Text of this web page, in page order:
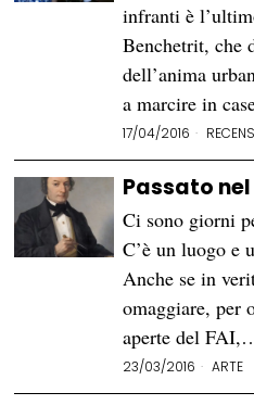
infranti è
Benchetrit, che
dell’anima
a marcire in
17/04/2016
Passato
Ci sono giorni
C’è un luogo e
Anche se in
omaggiare, per
aperte del
23/03/2016 ARTE